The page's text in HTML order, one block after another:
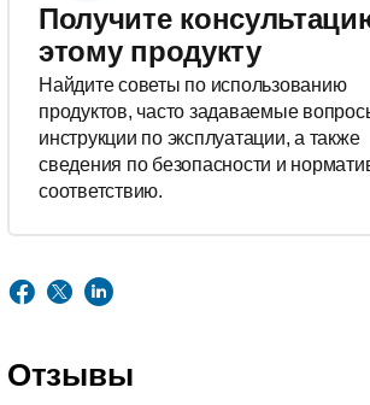
Получите
этому продукту
Найдите советы по использованию
продуктов, часто задаваемые
инструкции по эксплуатации, а также
сведения по безопасности и
соответствию.
Отзывы